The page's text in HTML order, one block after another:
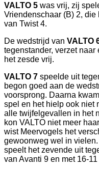
VALTO 5 was vrij, zij
Vriendenschaar (B) 2,
van Twist 4.
De wedstrijd van VALTO
tegenstander, verzet
het zesde vrij.
VALTO 7 speelde uit
begon goed aan de
voorsprong. Daarna
spel en het hielp ook niet
alle twijfelgevallen in het
kon VALTO niet meer
wist Meervogels het
gewoonweg wel in
speelt het zevende uit
van Avanti 9 en met 16-